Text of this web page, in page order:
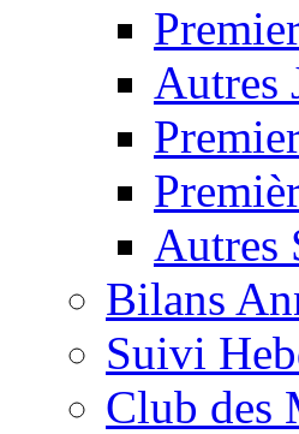
Autres
Autres
Bilans
Suivi
Club des